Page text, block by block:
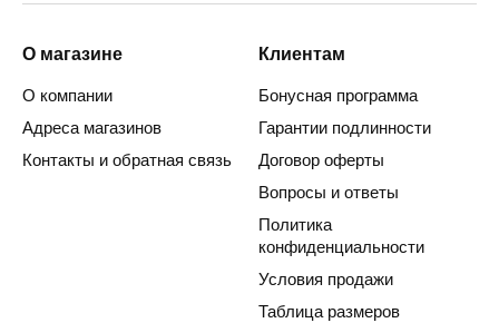
О магазине
О компании
Адреса магазинов
Контакты и обратная связь
Клиентам
Бонусная программа
Гарантии подлинности
Договор оферты
Вопросы и ответы
Политика
конфиденциальности
Условия продажи
Таблица размеров